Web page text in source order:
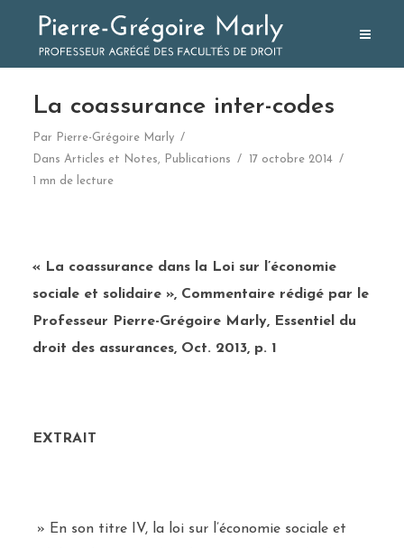
La coassurance inter-codes
Par
Pierre-Grégoire Marly
Dans Articles et Notes, Publications
17 octobre 2014
1 mn de lecture
« La coassurance dans la Loi sur l’économie
sociale et solidaire », Commentaire rédigé par le
Professeur Pierre-Grégoire Marly, Essentiel du
droit des assurances, Oct. 2013, p. 1
EXTRAIT
» En son titre IV, la loi sur l’économie sociale et